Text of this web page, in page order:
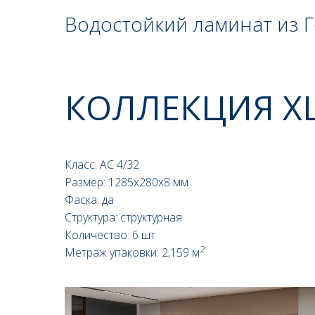
Водостойкий ламинат из
КОЛЛЕКЦИЯ
Класс: AС 4/32
Размер: 1285x280x8 мм
Фаска: да
Структура: структурная
Количество: 6 шт
Метраж упаковки: 2,159 м2